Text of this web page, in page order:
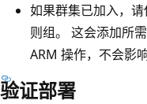
如果群集已加入，请
则组。 这会添加所
ARM 操作，不会影
验证部署